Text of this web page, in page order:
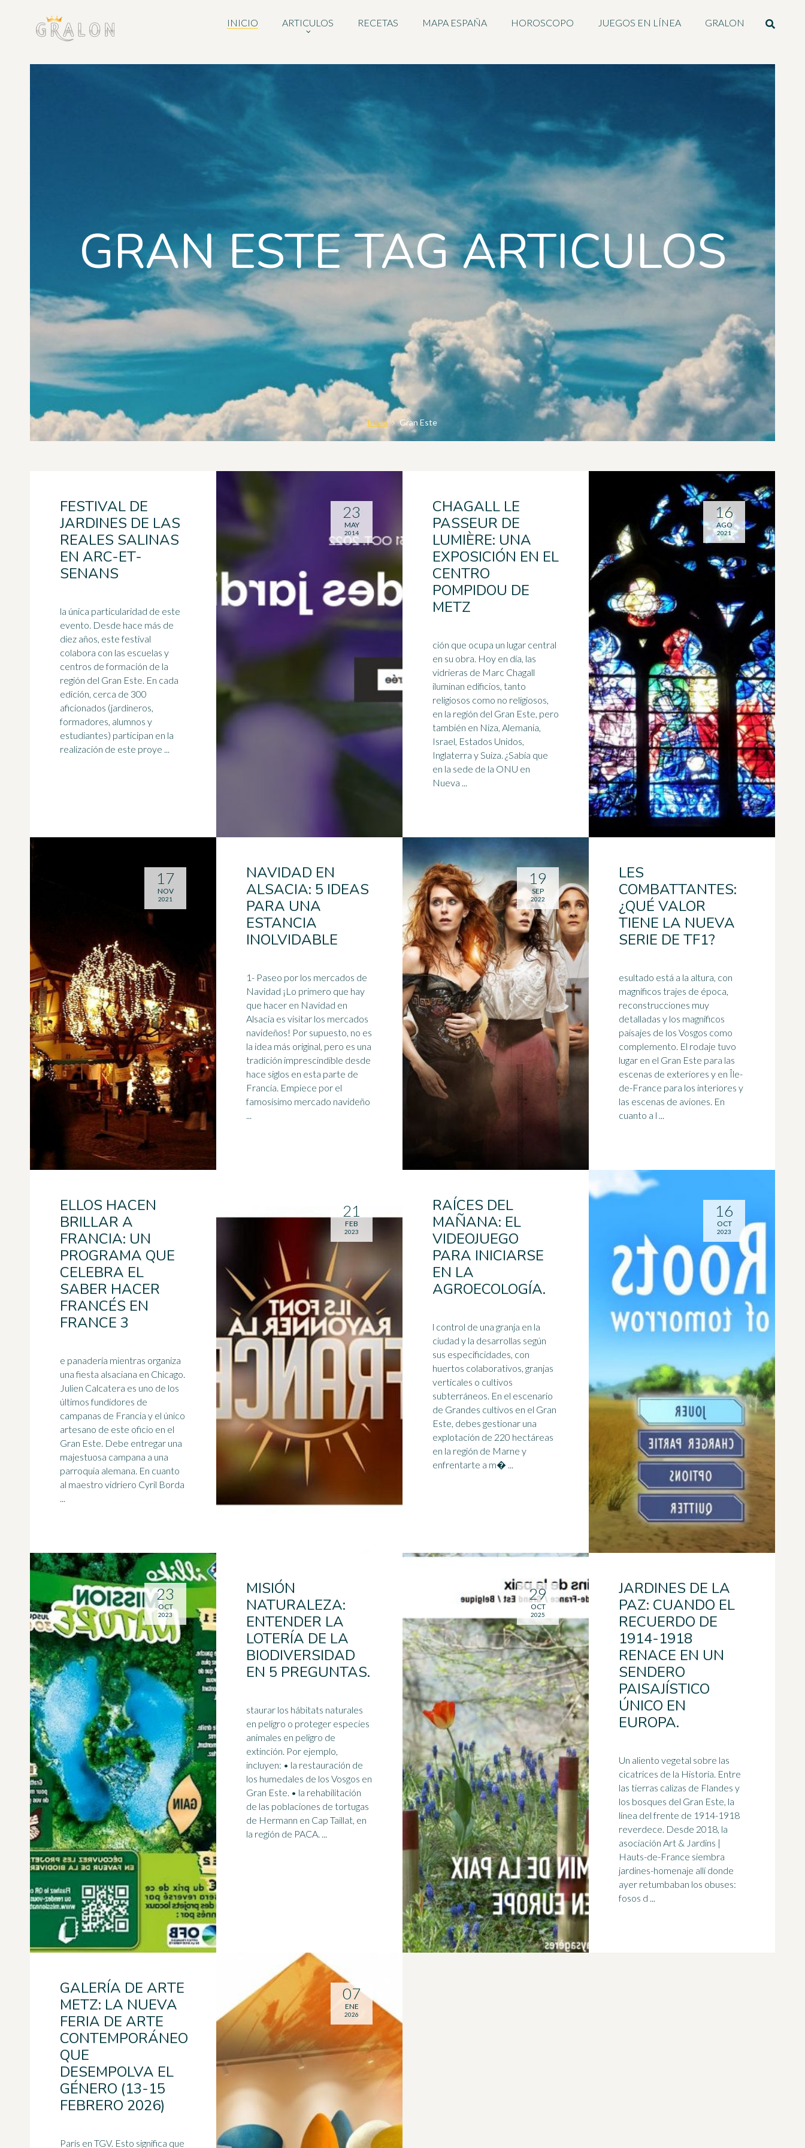
INICIO ARTICULOS RECETAS MAPA ESPAÑA HOROSCOPO JUEGOS EN LÍNEA GRALON
GRAN ESTE TAG ARTICULOS
Inicio Gran Este
FESTIVAL DE
JARDINES DE LAS
REALES SALINAS
EN ARC-ET-
SENANS
la única particularidad de este
evento. Desde hace más de
diez años, este festival
colabora con las escuelas y
centros de formación de la
región del Gran Este. En cada
edición, cerca de 300
aficionados (jardineros,
formadores, alumnos y
estudiantes) participan en la
realización de este proye ...
23
MAY
2014
CHAGALL LE
PASSEUR DE
LUMIÈRE: UNA
EXPOSICIÓN EN EL
CENTRO
POMPIDOU DE
METZ
ción que ocupa un lugar central
en su obra. Hoy en día, las
vidrieras de Marc Chagall
iluminan edificios, tanto
religiosos como no religiosos,
en la región del Gran Este, pero
también en Niza, Alemania,
Israel, Estados Unidos,
Inglaterra y Suiza. ¿Sabía que
en la sede de la ONU en
Nueva ...
16
AGO
2021
NAVIDAD EN
ALSACIA: 5 IDEAS
PARA UNA
ESTANCIA
INOLVIDABLE
1- Paseo por los mercados de
Navidad ¡Lo primero que hay
que hacer en Navidad en
Alsacia es visitar los mercados
navideños! Por supuesto, no es
la idea más original, pero es una
tradición imprescindible desde
hace siglos en esta parte de
Francia. Empiece por el
famosísimo mercado navideño
...
17
NOV
2021
LES
COMBATTANTES:
¿QUÉ VALOR
TIENE LA NUEVA
SERIE DE TF1?
esultado está a la altura, con
magníficos trajes de época,
reconstrucciones muy
detalladas y los magníficos
paisajes de los Vosgos como
complemento. El rodaje tuvo
lugar en el Gran Este para las
escenas de exteriores y en Île-
de-France para los interiores y
las escenas de aviones. En
cuanto a l ...
19
SEP
2022
ELLOS HACEN
BRILLAR A
FRANCIA: UN
PROGRAMA QUE
CELEBRA EL
SABER HACER
FRANCÉS EN
FRANCE 3
e panadería mientras organiza
una fiesta alsaciana en Chicago.
Julien Calcatera es uno de los
últimos fundidores de
campanas de Francia y el único
artesano de este oficio en el
Gran Este. Debe entregar una
majestuosa campana a una
parroquia alemana. En cuanto
al maestro vidriero Cyril Borda
...
21
FEB
2023
RAÍCES DEL
MAÑANA: EL
VIDEOJUEGO
PARA INICIARSE
EN LA
AGROECOLOGÍA.
l control de una granja en la
ciudad y la desarrollas según
sus especificidades, con
huertos colaborativos, granjas
verticales o cultivos
subterráneos. En el escenario
de Grandes cultivos en el Gran
Este, debes gestionar una
explotación de 220 hectáreas
en la región de Marne y
enfrentarte a m� ...
16
OCT
2023
MISIÓN
NATURALEZA:
ENTENDER LA
LOTERÍA DE LA
BIODIVERSIDAD
EN 5 PREGUNTAS.
staurar los hábitats naturales
en peligro o proteger especies
animales en peligro de
extinción. Por ejemplo,
incluyen: • la restauración de
los humedales de los Vosgos en
Gran Este. • la rehabilitación
de las poblaciones de tortugas
de Hermann en Cap Taillat, en
la región de PACA. ...
23
OCT
2023
JARDINES DE LA
PAZ: CUANDO EL
RECUERDO DE
1914-1918
RENACE EN UN
SENDERO
PAISAJÍSTICO
ÚNICO EN
EUROPA.
Un aliento vegetal sobre las
cicatrices de la Historia. Entre
las tierras calizas de Flandes y
los bosques del Gran Este, la
línea del frente de 1914-1918
reverdece. Desde 2018, la
asociación Art & Jardins |
Hauts-de-France siembra
jardines-homenaje allí donde
ayer retumbaban los obuses:
fosos d ...
29
OCT
2025
GALERÍA DE ARTE
METZ: LA NUEVA
FERIA DE ARTE
CONTEMPORÁNEO
QUE
DESEMPOLVA EL
GÉNERO (13-15
FEBRERO 2026)
París en TGV. Esto significa que
07
ENE
2026